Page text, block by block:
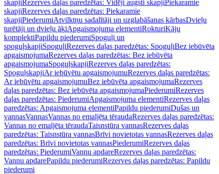
skapjiRezerves daļas paredzētas: Vidēji augsti skapjiPiekaramie
skapjiRezerves daļas paredzētas: Piekaramie
skapjiPiederumiAtvilktņu sadalītāji un uzglabāšanas kārbasDvieļu
turētāji un dvieļu āķiApgaismojuma elementiRokturiKāju
komplektiPapildu piederumiSpoguļi un
spoguļskapjiSpoguļiRezerves daļas paredzētas: SpoguļiBez iebūvēta
apgaismojumaRezerves daļas paredzētas: Bez iebūvēta
apgaismojumaSpoguļskapjiRezerves daļas paredzētas:
SpoguļskapjiAr iebūvētu apgaismojumuRezerves daļas paredzētas:
Ar iebūvētu apgaismojumuBez iebūvēta apgaismojumaRezerves
daļas paredzētas: Bez iebūvēta apgaismojumaPiederumiRezerves
daļas paredzētas: PiederumiApgaismojuma elementiRezerves daļas
paredzētas: Apgaismojuma elementiPapildu piederumiDušas un
vannasVannasVannas no emaljēta tēraudaRezerves daļas paredzētas:
Vannas no emaljēta tēraudaTaisnstūra vannasRezerves daļas
paredzētas: Taisnstūra vannasBrīvi novietotas vannasRezerves daļas
paredzētas: Brīvi novietotas vannasPiederumiRezerves daļas
paredzētas: PiederumiVannu apdareRezerves daļas paredzētas:
Vannu apdarePapildu piederumiRezerves daļas paredzētas: Papildu
piederumi